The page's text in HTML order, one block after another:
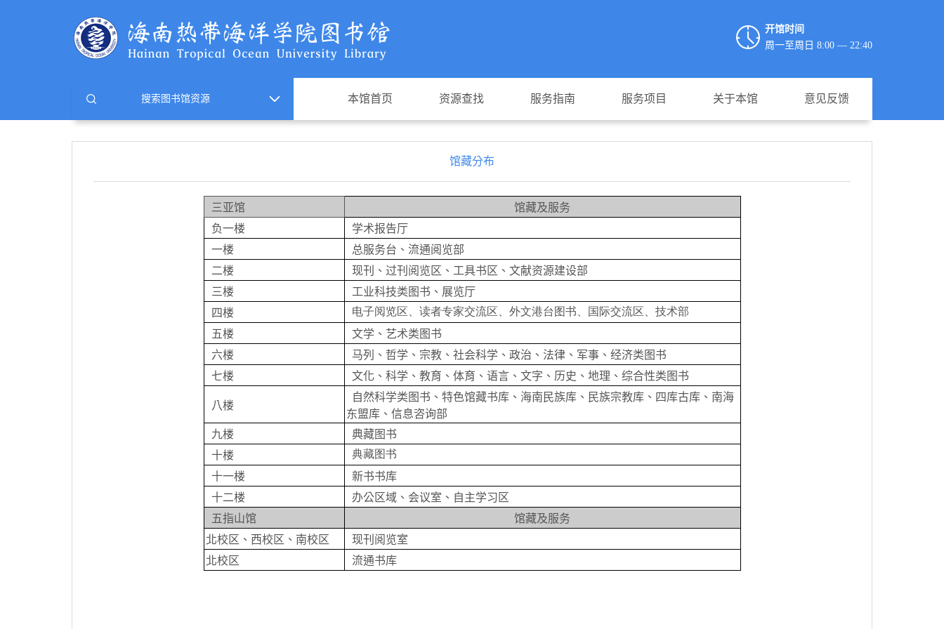
开馆时间
周一至周日 8:00 — 22:40
本馆首页 资源查找 服务指南 服务项目 关于本馆 意见反馈
馆藏分布
三亚馆
馆藏及服务
负一楼
学术报告厅
一楼
总服务台、流通阅览部
二楼
现刊、过刊阅览区、工具书区、文献资源建设部
三楼
工业科技类图书、展览厅
四楼
电子阅览区、读者专家交流区、外文港台图书、国际交流区、技术部
五楼
文学、艺术类图书
六楼
马列、哲学、宗教、社会科学、政治、法律、军事、经济类图书
七楼
文化、科学、教育、体育、语言、文字、历史、地理、综合性类图书
八楼
自然科学类图书、特色馆藏书库、海南民族库、民族宗教库、四库古库、南海
东盟库、信息咨询部
九楼
典藏图书
十楼
典藏图书
十一楼
新书书库
十二楼
办公区域、会议室、自主学习区
五指山馆
馆藏及服务
北校区、西校区、南校区
现刊阅览室
北校区
流通书库